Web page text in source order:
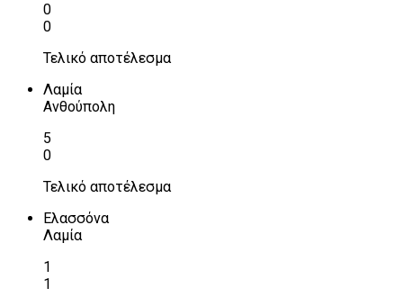
0
0
Τελικό αποτέλεσμα
Λαμία
Ανθούπολη
5
0
Τελικό αποτέλεσμα
Ελασσόνα
Λαμία
1
1